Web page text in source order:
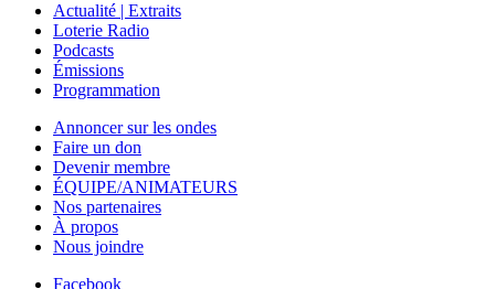
Actualité | Extraits
Loterie Radio
Podcasts
Émissions
Programmation
Annoncer sur les ondes
Faire un don
Devenir membre
ÉQUIPE/ANIMATEURS
Nos partenaires
À propos
Nous joindre
Facebook